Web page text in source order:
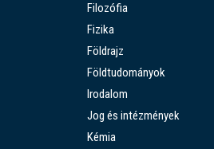
Filozófia
Fizika
Földrajz
Földtudományok
Irodalom
Jog és intézmények
Kémia